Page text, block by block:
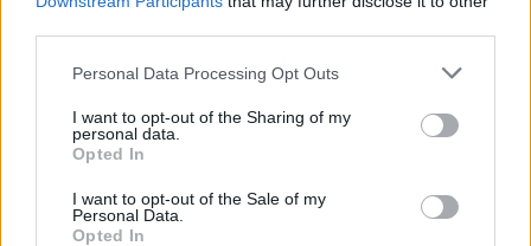
Personal Data Processing Opt Outs
I want to opt-out of the Sharing of my
personal data.
Opted In
I want to opt-out of the Sale of my
Personal Data.
Opted In